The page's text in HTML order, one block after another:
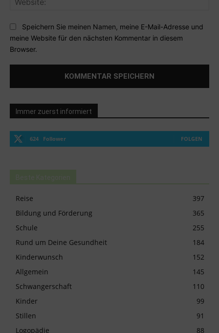
Speichern Sie meinen Namen, meine E-Mail-Adresse und
meine Website für den nächsten Kommentar in diesem
Browser.
Immer zuerst informiert
624 Follower FOLGEN
Reise
397
Bildung und Förderung
365
Schule
255
Rund um Deine Gesundheit
184
Kinderwunsch
152
Allgemein
145
Schwangerschaft
110
Kinder
99
Stillen
91
Logopädie
88